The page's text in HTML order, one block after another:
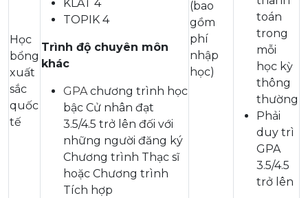
toán
trong
mỗi
học kỳ
thông
thường
Phải
duy trì
GPA
3.5/4.5
trở lên
Học
bổng
xuất
sắc
quốc
tế
KLAT 4
TOPIK 4
Trình độ chuyên môn
khác
GPAchương trình học
bậc Cử nhân đạt
3.5/4.5 trở lên đối với
những người đăng ký
Chương trình Thạc sĩ
hoặc Chương trình
Tích hợp
(bao
gồm
phí
nhập
học)